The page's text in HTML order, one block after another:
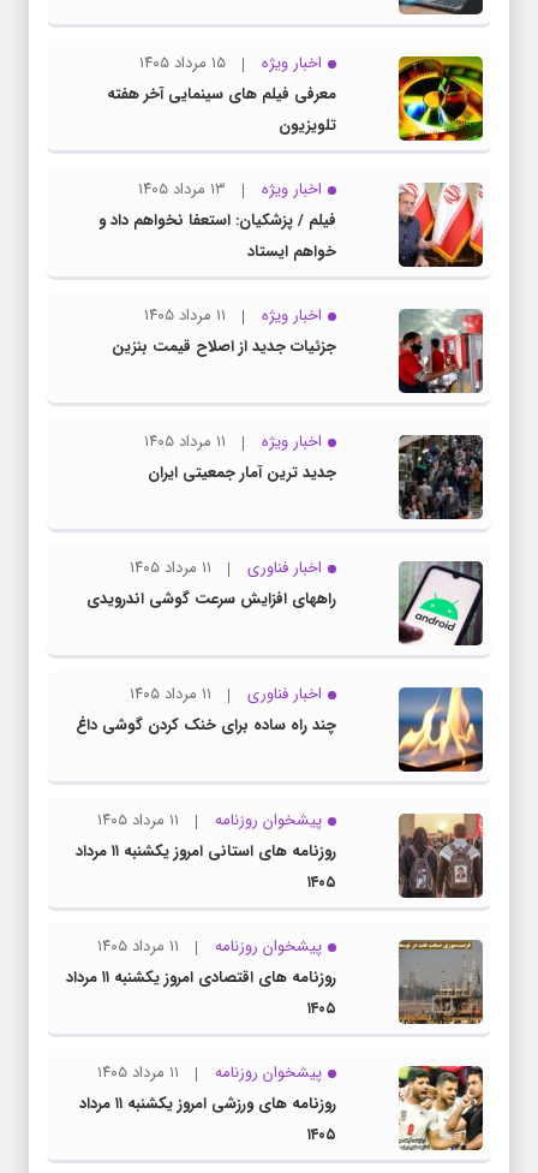
اخبار ویژه
۱۵ مرداد ۱۴۰۵
معرفی فیلم های سینمایی آخر هفته
تلویزیون
اخبار ویژه
۱۳ مرداد ۱۴۰۵
فیلم / پزشکیان: استعفا نخواهم داد و
خواهم ایستاد
اخبار ویژه
۱۱ مرداد ۱۴۰۵
جزئیات جدید از اصلاح قیمت بنزین
اخبار ویژه
۱۱ مرداد ۱۴۰۵
جدید ترین آمار جمعیتی ایران
اخبار فناوری
۱۱ مرداد ۱۴۰۵
راههای افزایش سرعت گوشی اندرویدی
اخبار فناوری
۱۱ مرداد ۱۴۰۵
چند راه‌ ساده برای خنک کردن گوشی داغ
پیشخوان روزنامه
۱۱ مرداد ۱۴۰۵
روزنامه های استانی امروز یکشنبه ۱۱ مرداد
۱۴۰۵
پیشخوان روزنامه
۱۱ مرداد ۱۴۰۵
روزنامه های اقتصادی امروز یکشنبه ۱۱ مرداد
۱۴۰۵
پیشخوان روزنامه
۱۱ مرداد ۱۴۰۵
روزنامه های ورزشی امروز یکشنبه ۱۱ مرداد
۱۴۰۵